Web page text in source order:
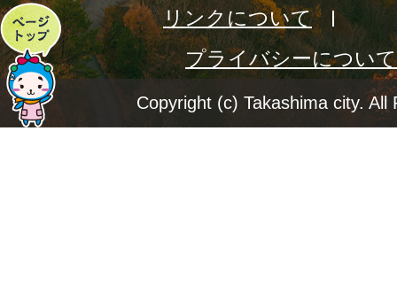
ペ
ー
ジ
リンクについて
プライバシーについて
Copyright (c) Takashima city. All